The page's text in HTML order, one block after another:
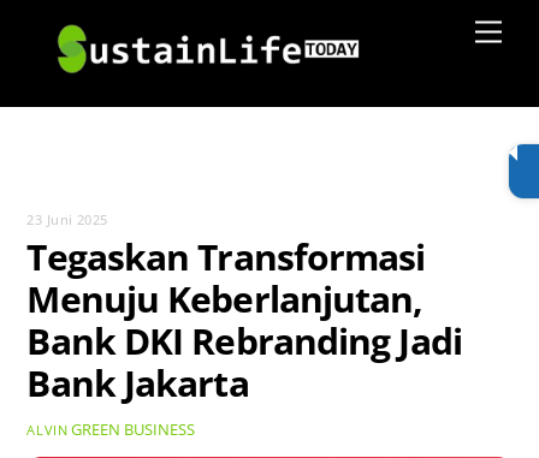
content
23 Juni 2025
Tegaskan Transformasi
Menuju Keberlanjutan,
Bank DKI Rebranding Jadi
Bank Jakarta
ALVIN GREEN BUSINESS